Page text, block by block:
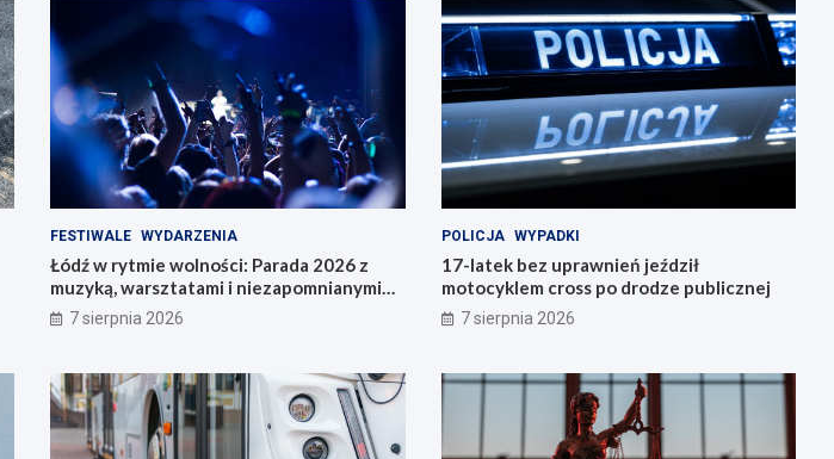
FESTIWALE WYDARZENIA
Łódź w rytmie wolności: Parada 2026 z
muzyką, warsztatami i niezapomnianymi
przeżyciami!
7 sierpnia 2026
POLICJA WYPADKI
17-latek bez uprawnień jeździł
motocyklem cross po drodze publicznej
7 sierpnia 2026